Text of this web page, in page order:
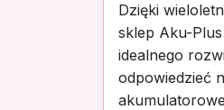
Dzięki
sklep Aku-
idealnego
odpowiedzieć